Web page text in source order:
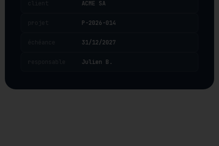
ACME SA
P-2026-014
31/12/2027
Julien B.